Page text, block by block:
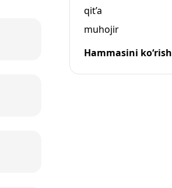
qit’a
muhojir
Hammasini ko‘rish